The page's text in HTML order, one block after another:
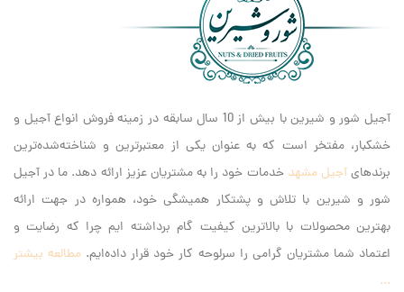
آجیل شور و شیرین با بیش از 10 سال سابقه در زمینه فروش انواع آجیل و
خشکبار، مفتخر است که به عنوان یکی از معتبرترین و شناخته‌شده‌ترین
برندهایآجیل مشهد خدمات خود را به مشتریان عزیز ارائه دهد. ما در آجیل
شور و شیرین با تلاش و پشتکار همیشگی خود، همواره در جهت ارائه
بهترین محصولات با بالاترین کیفیت گام برداشته ایم‌ چرا که رضایت و
اعتماد شما مشتریان گرامی را سرلوحه کار خود قرار داده‌ایم. مطالعه بیشتر
...